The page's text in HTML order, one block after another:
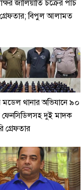
জালিয়াতি চক্রের পাঁচ
বিপুল আলামত
মডেল থানার অভিযানে ৯০
দুই মাদক
গ্রেফতার